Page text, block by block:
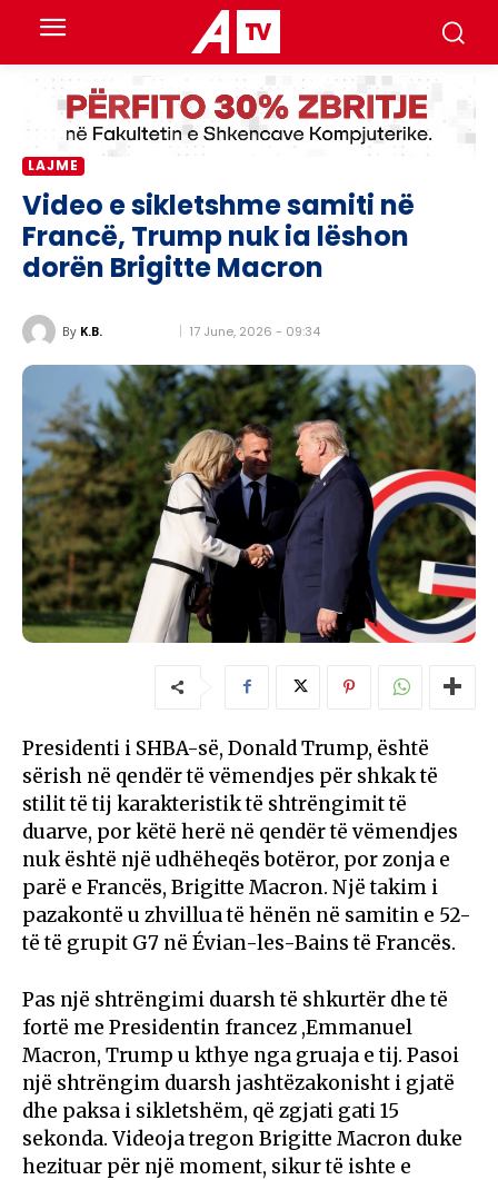
LAJME
Video e sikletshme samiti në
Francë, Trump nuk ia lëshon ​​
dorën Brigitte Macron
By K.B. 17 June, 2026 - 09:34
Presidenti i SHBA-së, Donald Trump, është
sërish në qendër të vëmendjes për shkak të
stilit të tij karakteristik të shtrëngimit të
duarve, por këtë herë në qendër të vëmendjes
nuk është një udhëheqës botëror, por zonja e
parë e Francës, Brigitte Macron. Një takim i
pazakontë u zhvillua të hënën në samitin e 52-
të të grupit G7 në Évian-les-Bains të Francës.
Pas një shtrëngimi duarsh të shkurtër dhe të
fortë me Presidentin francez ,Emmanuel
Macron, Trump u kthye nga gruaja e tij. Pasoi
një shtrëngim duarsh jashtëzakonisht i gjatë
dhe paksa i sikletshëm, që zgjati gati 15
sekonda. Videoja tregon Brigitte Macron duke
hezituar për një moment, sikur të ishte e